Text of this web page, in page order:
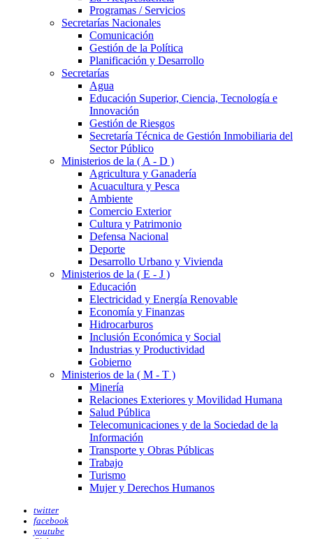
Programas / Servicios
Secretarías Nacionales
Comunicación
Gestión de la Política
Planificación y Desarrollo
Secretarías
Agua
Educación Superior, Ciencia, Tecnología e
Innovación
Gestión de Riesgos
Secretaría Técnica de Gestión Inmobiliaria del
Sector Público
Ministerios de la ( A - D )
Agricultura y Ganadería
Acuacultura y Pesca
Ambiente
Comercio Exterior
Cultura y Patrimonio
Defensa Nacional
Deporte
Desarrollo Urbano y Vivienda
Ministerios de la ( E - J )
Educación
Electricidad y Energía Renovable
Economía y Finanzas
Hidrocarburos
Inclusión Económica y Social
Industrias y Productividad
Gobierno
Ministerios de la ( M - T )
Minería
Relaciones Exteriores y Movilidad Humana
Salud Pública
Telecomunicaciones y de la Sociedad de la
Información
Transporte y Obras Públicas
Trabajo
Turismo
Mujer y Derechos Humanos
twitter
facebook
youtube